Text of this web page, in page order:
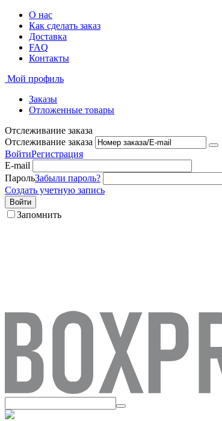
О нас
Как сделать заказ
Доставка
FAQ
Контакты
Мой профиль
Заказы
Отложенные товары
Отслеживание заказа
Отслеживание заказа
ВойтиРегистрация
E-mail
ПарольЗабыли пароль?
Создать учетную запись
Войти
Запомнить